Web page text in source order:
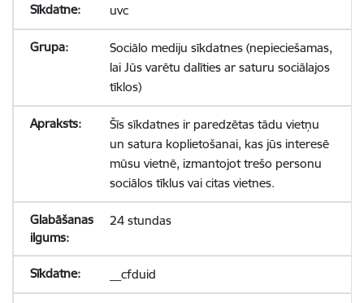
uvc
Sociālo mediju sīkdatnes (nepieciešamas,
lai Jūs varētu dalīties ar saturu sociālajos
tīklos)
Šīs sīkdatnes ir paredzētas tādu vietņu
un satura koplietošanai, kas jūs interesē
mūsu vietnē, izmantojot trešo personu
sociālos tīklus vai citas vietnes.
24 stundas
__cfduid